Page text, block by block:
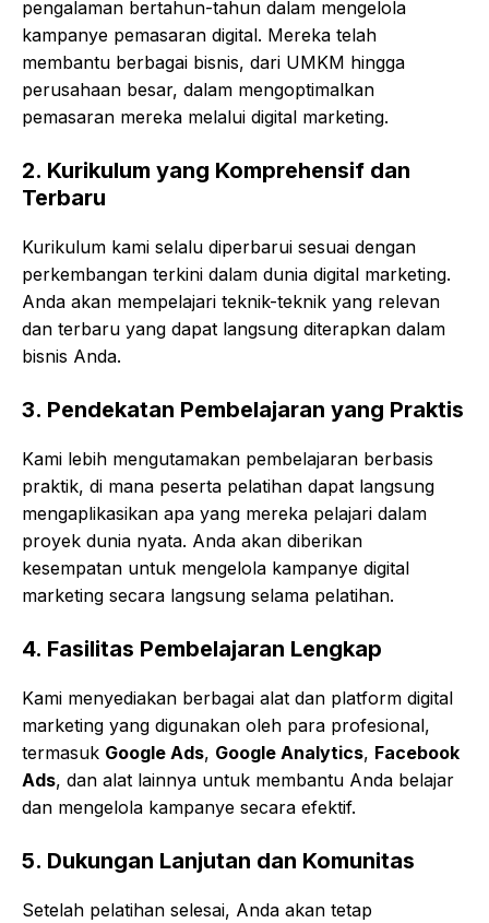
pengalaman bertahun-tahun dalam mengelola
kampanye pemasaran digital. Mereka telah
membantu berbagai bisnis, dari UMKM hingga
perusahaan besar, dalam mengoptimalkan
pemasaran mereka melalui digital marketing.
2. Kurikulum yang Komprehensif dan
Terbaru
Kurikulum kami selalu diperbarui sesuai dengan
perkembangan terkini dalam dunia digital marketing.
Anda akan mempelajari teknik-teknik yang relevan
dan terbaru yang dapat langsung diterapkan dalam
bisnis Anda.
3. Pendekatan Pembelajaran yang Praktis
Kami lebih mengutamakan pembelajaran berbasis
praktik, di mana peserta pelatihan dapat langsung
mengaplikasikan apa yang mereka pelajari dalam
proyek dunia nyata. Anda akan diberikan
kesempatan untuk mengelola kampanye digital
marketing secara langsung selama pelatihan.
4. Fasilitas Pembelajaran Lengkap
Kami menyediakan berbagai alat dan platform digital
marketing yang digunakan oleh para profesional,
termasuk Google Ads, Google Analytics, Facebook
Ads, dan alat lainnya untuk membantu Anda belajar
dan mengelola kampanye secara efektif.
5. Dukungan Lanjutan dan Komunitas
Setelah pelatihan selesai, Anda akan tetap